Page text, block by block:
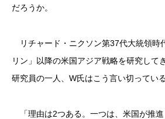
だろうか。
リチャード・ニクソン第37代大統領時
リン」以降の米国アジア戦略を研究して
研究員の一人、W氏はこう言い切っている
「理由は2つある。一つは、米国が推